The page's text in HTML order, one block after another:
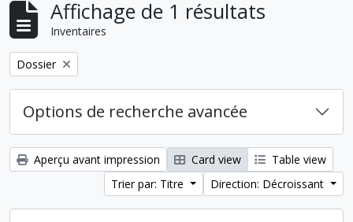
Affichage de 1 résultats
Inventaires
Remove filter:
Dossier
Options de recherche avancée
Aperçu avant impression Card view
Table view
Trier par: Titre
Direction: Décroissant